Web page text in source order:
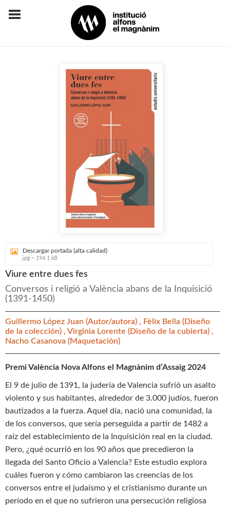
Descargar portada (alta calidad)
jpg ~ 194.1 kB
Viure entre dues fes
Conversos i religió a València abans de la Inquisició
(1391-1450)
Guillermo López Juan (Autor/autora) , Fèlix Bella (Diseño
de la colección) , Virginia Lorente (Diseño de la cubierta) ,
Nacho Casanova (Maquetación)
Premi València Nova Alfons el Magnànim d’Assaig 2024
El 9 de julio de 1391, la judería de Valencia sufrió un asalto
violento y sus habitantes, alrededor de 3.000 judíos, fueron
bautizados a la fuerza. Aquel día, nació una comunidad, la
de los conversos, que sería perseguida a partir de 1482 a
raíz del establecimiento de la Inquisición real en la ciudad.
Pero, ¿qué ocurrió en los 90 años que precedieron la
llegada del Santo Oficio a Valencia? Este estudio explora
cuáles fueron y cómo cambiaron las creencias de los
conversos entre el judaísmo y el cristianismo durante un
período en el que no sufrieron una persecución religiosa